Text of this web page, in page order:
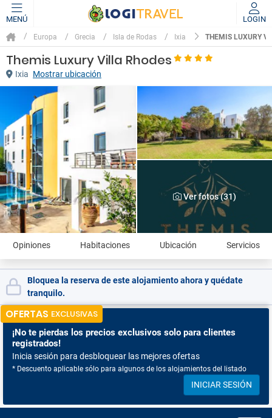
MENÚ LOGIN
Europa Grecia Isla de Rodas Ixia THEMIS LUXURY
Themis Luxury Villa Rhodes
Ixia Mostrar ubicación
Ver fotos (31)
Opiniones Habitaciones Ubicación Servicios
Bloquea la reserva de este alojamiento ahora y quédate
tranquilo.
OFERTAS EXCLUSIVAS
¡No te pierdas los precios exclusivos solo para clientes
registrados!
Inicia sesión para desbloquear las mejores ofertas
* Descuento aplicable sólo para algunos de los alojamientos del listado
INICIAR SESIÓN